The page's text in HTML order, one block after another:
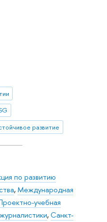
развитие
по развитию
,Международная
учебная
,Санкт-